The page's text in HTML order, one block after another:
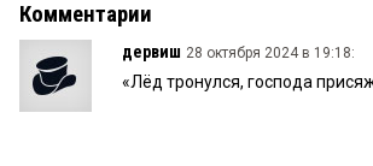
Комментарии
дервиш 28 октября 2024 в 19:18:
«Лёд тронулся, господа